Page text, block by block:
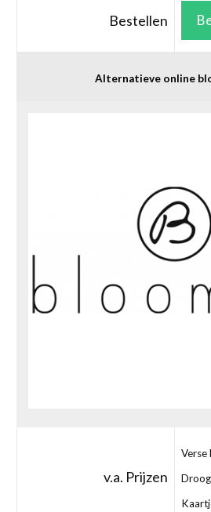
Bestellen
Alternatieve online
v.a. Prijzen
Verse